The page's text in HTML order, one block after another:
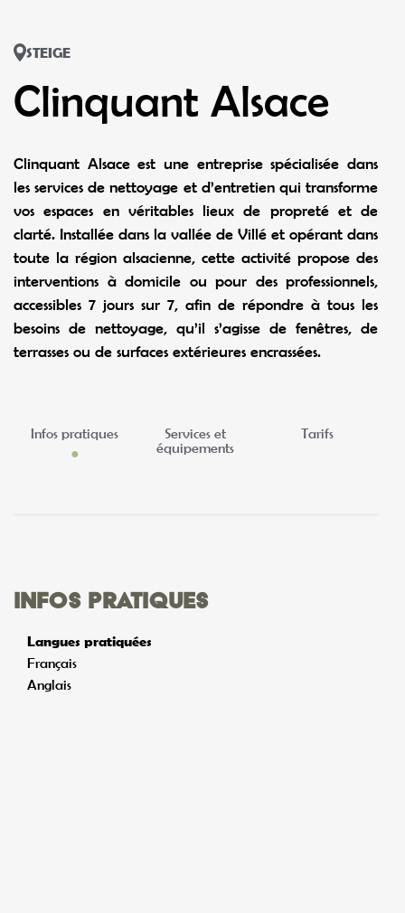
STEIGE
Clinquant Alsace
Clinquant Alsace est une entreprise spécialisée dans
les services de nettoyage et d’entretien qui transforme
vos espaces en véritables lieux de propreté et de
clarté. Installée dans la vallée de Villé et opérant dans
toute la région alsacienne, cette activité propose des
interventions à domicile ou pour des professionnels,
accessibles 7 jours sur 7, afin de répondre à tous les
besoins de nettoyage, qu’il s’agisse de fenêtres, de
terrasses ou de surfaces extérieures encrassées.
Infos pratiques
Services et
équipements
Tarifs
Infos pratiques
Langues pratiquées
Français
Anglais